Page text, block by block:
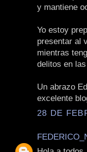
y mantiene
Yo estoy
presentar al
mientras
delitos en
Un abrazo
excelente
28 DE